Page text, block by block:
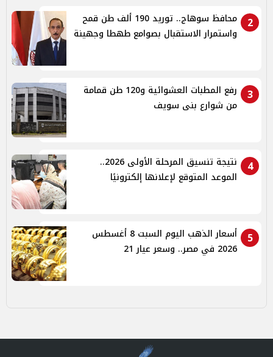
2
محافظ سوهاج.. توريد 190 ألف طن قمح
واستمرار الاستقبال بصوامع طهطا وجهينة
3
رفع المطبات العشوائية و120 طن قمامة
من شوارع بنى سويف
4
نتيجة تنسيق المرحلة الأولى 2026..
الموعد المتوقع لإعلانها إلكترونيًا
5
أسعار الذهب اليوم السبت 8 أغسطس
2026 في مصر.. وسعر عيار 21